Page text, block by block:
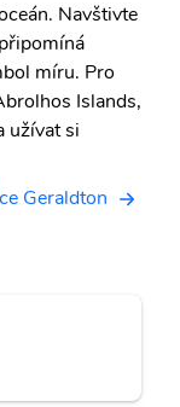
Navštivte
míru. Pro
Islands,
užívat si
Geraldton